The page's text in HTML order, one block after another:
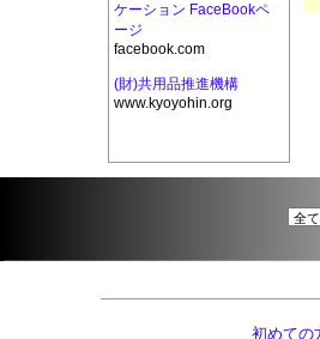
ケーション FaceBookペ
ージ
facebook.com
(財)共用品推進機構
www.kyoyohin.org
初めての